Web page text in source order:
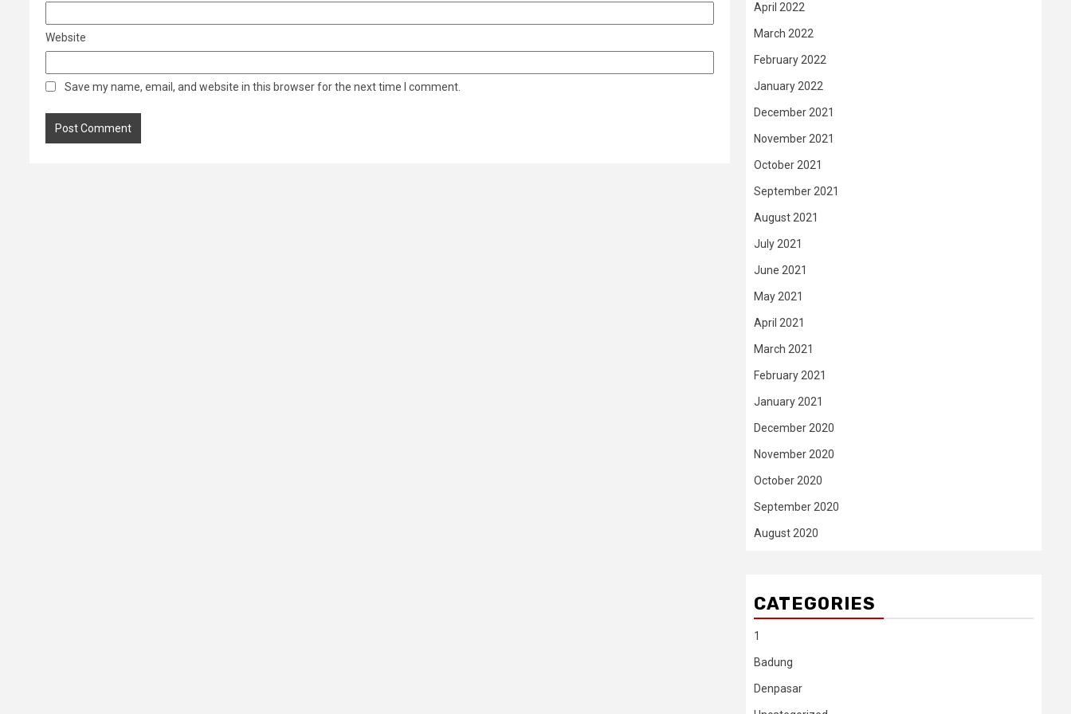
Website
Save my name, email, and website in this browser for the next time I comment.
April 2022
March 2022
February 2022
January 2022
December 2021
November 2021
October 2021
September 2021
August 2021
July 2021
June 2021
May 2021
April 2021
March 2021
February 2021
January 2021
December 2020
November 2020
October 2020
September 2020
August 2020
CATEGORIES
1
Badung
Denpasar